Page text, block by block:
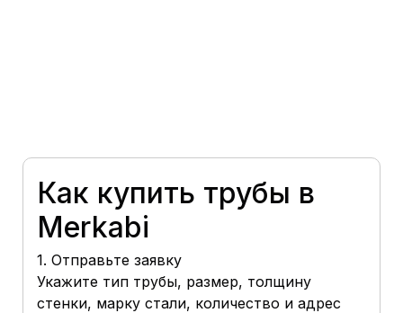
Как купить трубы в
Merkabi
1. Отправьте заявку
Укажите тип трубы, размер, толщину
стенки, марку стали, количество и адрес